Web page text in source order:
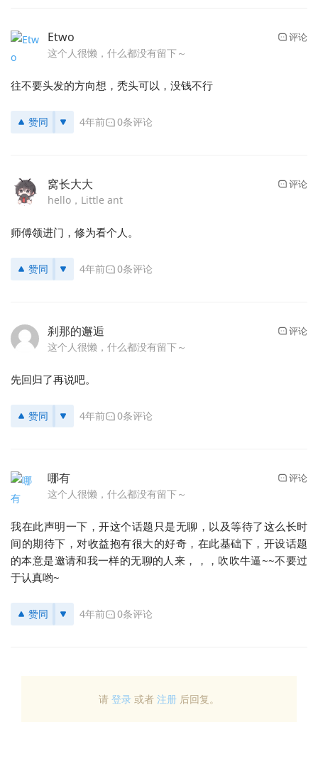
Etwo
这个人很懒，什么都没有留下～
评论
往不要头发的方向想，秃头可以，没钱不行
赞同 4年前 0条评论
窝长大大
hello，Little ant
评论
师傅领进门，修为看个人。
赞同 4年前 0条评论
刹那的邂逅
这个人很懒，什么都没有留下～
评论
先回归了再说吧。
赞同 4年前 0条评论
哪有
这个人很懒，什么都没有留下～
评论
我在此声明一下，开这个话题只是无聊，以及等待了这么长时
间的期待下，对收益抱有很大的好奇，在此基础下，开设话题
的本意是邀请和我一样的无聊的人来，，，吹吹牛逼~~不要过
于认真哟~
赞同 4年前 0条评论
请 登录 或者 注册 后回复。